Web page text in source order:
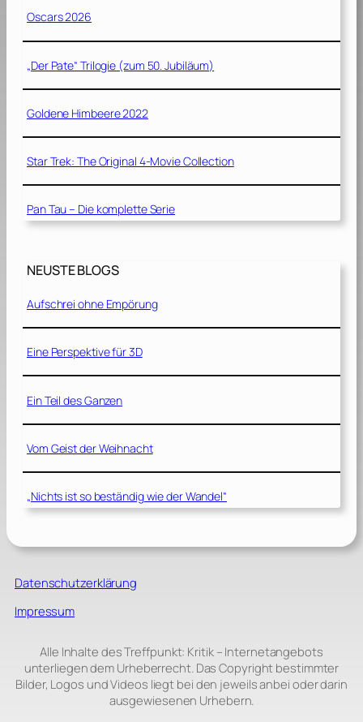
Oscars 2026
„Der Pate“ Trilogie (zum 50. Jubiläum)
Goldene Himbeere 2022
Star Trek: The Original 4-Movie Collection
Pan Tau – Die komplette Serie
NEUSTE BLOGS
Aufschrei ohne Empörung
Eine Perspektive für 3D
Ein Teil des Ganzen
Vom Geist der Weihnacht
„Nichts ist so beständig wie der Wandel“
Datenschutzerklärung
Impressum
Alle Inhalte des Treffpunkt: Kritik – Internetangebots
unterliegen dem Urheberrecht. Das Copyright bestimmter
Bilder, Logos und Videos liegt bei den jeweils anbei oder darin
ausgewiesenen Urhebern.